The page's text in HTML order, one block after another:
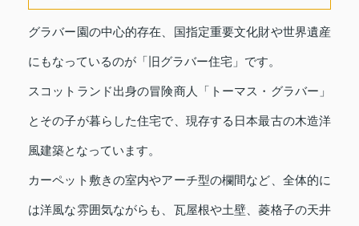
グラバー園の中心的存在、国指定重要文化財や世界遺産
にもなっているのが「旧グラバー住宅」です。
スコットランド出身の冒険商人「トーマス・グラバー」
とその子が暮らした住宅で、現存する日本最古の木造洋
風建築となっています。
カーペット敷きの室内やアーチ型の欄間など、全体的に
は洋風な雰囲気ながらも、瓦屋根や土壁、菱格子の天井